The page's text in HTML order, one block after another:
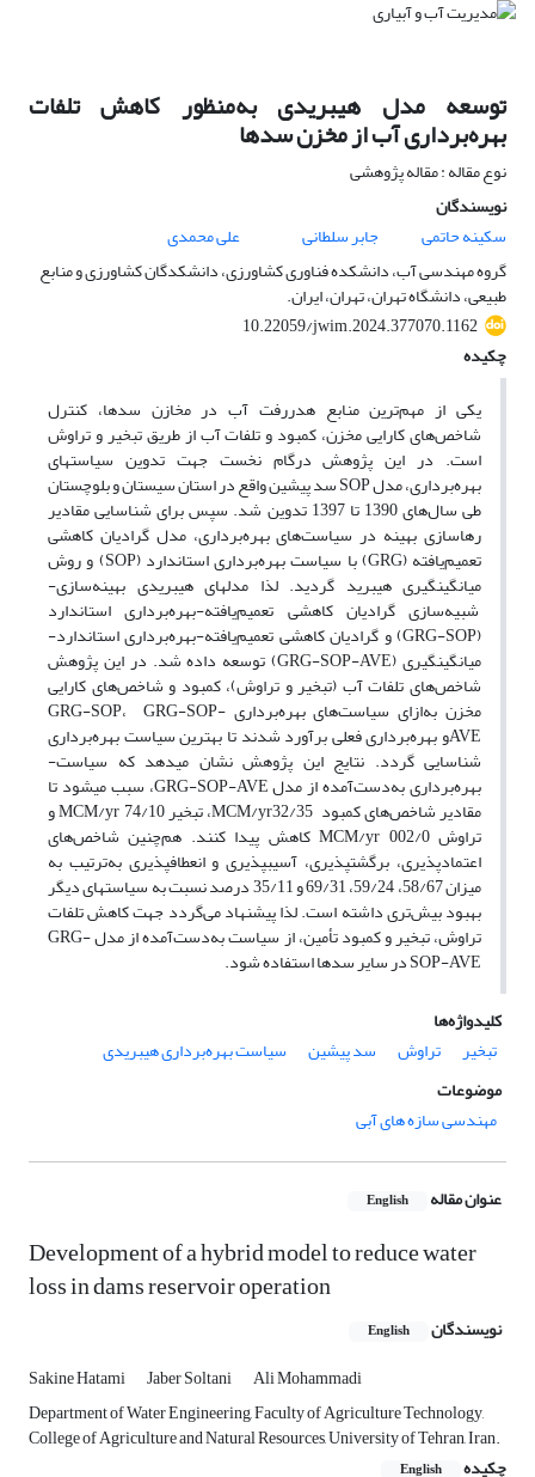
توسعه مدل هیبریدی به‌منظور کاهش تلفات
بهره‌برداری آب از مخزن سدها
نوع مقاله : مقاله پژوهشی
نویسندگان
سکینه حاتمی
جابر سلطانی
علی محمدی
گروه مهندسی آب، دانشکده فناوری کشاورزی، دانشکدگان کشاورزی و منابع
طبیعی، دانشگاه تهران، تهران، ایران.
10.22059/jwim.2024.377070.1162
چکیده
یکی از مهم‌ترین منابع هدررفت آب در مخازن سدها، کنترل
شاخص‌های کارایی مخزن، کمبود و تلفات آب از طریق تبخیر و تراوش
است. در این پژوهش درگام نخست جهت تدوین سیاست­های
بهره‌برداری، مدل SOP سد پیشین واقع در استان سیستان و بلوچستان
طی سال‌های 1390 تا 1397 تدوین شد. سپس برای شناسایی مقادیر
رهاسازی بهینه در سیاست‌های بهره‌برداری، مدل گرادیان کاهشی
تعمیم‌یافته (GRG) با سیاست بهره‌برداری استاندارد (SOP) و روش
میانگین­گیری هیبرید گردید. لذا مدل­های هیبریدی بهینه‌سازی-
شبیه‌سازی گرادیان کاهشی تعمیم‌یافته-بهره‌برداری استاندارد
(GRG-SOP) و گرادیان کاهشی تعمیم‌یافته-بهره‌برداری استاندارد-
میانگین­گیری (GRG-SOP-AVE) توسعه داده شد. در این پژوهش
شاخص‌های تلفات آب (تبخیر و تراوش)، کمبود و شاخص‌های کارایی
مخزن به‌ازای سیاست‌های بهره‌برداری GRG-SOP، GRG-SOP-
AVEو بهره‌برداری فعلی برآورد شدند تا بهترین سیاست­ بهره‌برداری
شناسایی گردد. نتایج این پژوهش نشان می­دهد که سیاست­
بهره‌برداری به‌دست‌آمده از مدل GRG-SOP-AVE، سبب می­شود تا
مقادیر شاخص‌های کمبود MCM/yr32/35، تبخیر MCM/yr 74/10 و
تراوش MCM/yr 002/0 کاهش پیدا کنند. هم‌چنین شاخص‌های
اعتمادپذیری، برگشت­پذیری، آسیب­پذیری و انعطاف­پذیری به‌ترتیب به
میزان 58/67، 59/24، 69/31 و 35/11 درصد نسبت به سیاست­های دیگر
بهبود بیش‌تری داشته است. لذا پیشنهاد می‌گردد جهت کاهش تلفات
تراوش، تبخیر و کمبود تأمین، از سیاست­ به‌دست‌آمده از مدل GRG-
SOP-AVE در سایر سدها استفاده شود.
کلیدواژه‌ها
تبخیر
تراوش سد پیشین
سیاست بهره‌برداری هیبریدی
موضوعات
مهندسی سازه های آبی
عنوان مقاله English
Development of a hybrid model to reduce water
loss in dams reservoir operation
نویسندگان English
Sakine Hatami Jaber Soltani
Ali Mohammadi
Department of Water Engineering, Faculty of Agriculture Technology,
College of Agriculture and Natural Resources, University of Tehran, Iran.
چکیده
English